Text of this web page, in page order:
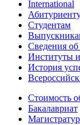
International
Студентам
Сведения об
Институты
История
Стоимость
Бакалавриат